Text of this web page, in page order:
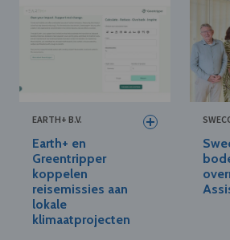
EARTH+ B.V.
Earth+ en
Greentripper
koppelen
reisemissies aan
lokale
klimaatprojecten